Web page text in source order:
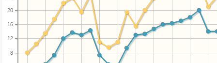
8
12
16
20